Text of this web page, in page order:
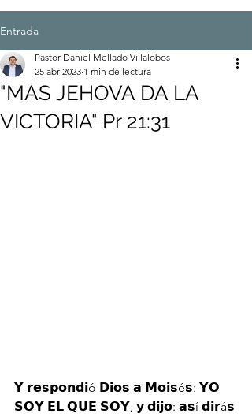
Entrada
"MAS JEHOVA DA LA
VICTORIA" Pr 21:31
Pastor Daniel Mellado Villalobos
25 abr 2023 1 min de lectura
𝗬 𝗿𝗲𝘀𝗽𝗼𝗻𝗱𝗶ó 𝗗𝗶𝗼𝘀 𝗮 𝗠𝗼𝗶𝘀é𝘀: 𝗬𝗢
𝗦𝗢𝗬 𝗘𝗟 𝗤𝗨𝗘 𝗦𝗢𝗬, 𝘆 𝗱𝗶𝗷𝗼: 𝗮𝘀í 𝗱𝗶𝗿á𝘀